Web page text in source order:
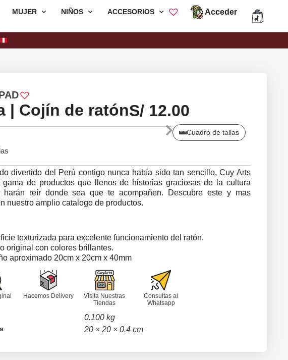
MUJER NIÑOS ACCESORIOS Acceder
| Cojín de ratónS/12.00
Cuadro de tallas
divertido del Perú contigo nunca había sido tan sencillo, Cuy Arts
gama de productos que llenos de historias graciosas de la cultura
harán reír donde sea que te acompañen. Descubre este y mas
nuestro amplio catalogo de productos.
texturizada para excelente funcionamiento del ratón.
original con colores brillantes.
aproximado 20cm x 20cm x 40mm
Hacemos Delivery
Visita Nuestras
Tiendas
Consultas al
Whatsapp
0.100 kg
20 × 20 × 0.4 cm